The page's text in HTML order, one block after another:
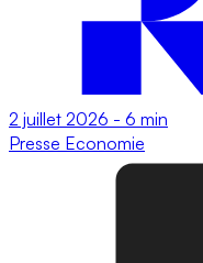
2 juillet 2026 - 6 min
Presse Economie